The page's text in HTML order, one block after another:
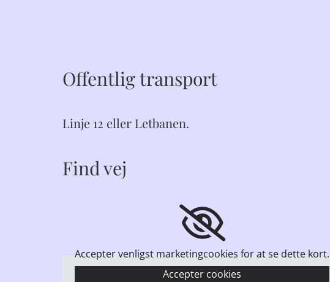
Offentlig transport
Linje 12 eller Letbanen.
Find vej
Accepter venligst marketingcookies for at se dette kort.
Accepter cookies